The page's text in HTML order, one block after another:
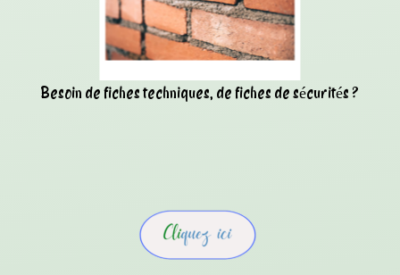
Besoin de fiches techniques, de fiches de sécurités ?